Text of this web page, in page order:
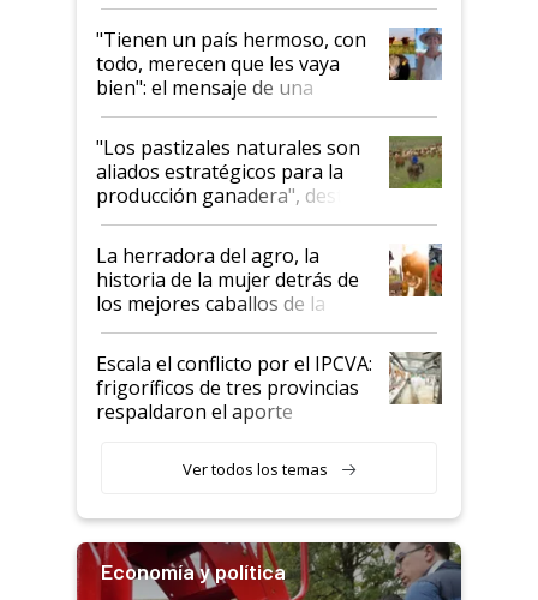
"Tienen un país hermoso, con
todo, merecen que les vaya
bien": el mensaje de una
ganadera uruguaya sobre las
oportunidades que se abren
para el agro en Argentina, con
foco en la carne
"Los pastizales naturales son
aliados estratégicos para la
producción ganadera", destaca
la iniciativa que ya reúne a 46
establecimientos en Argentina
La herradora del agro, la
historia de la mujer detrás de
los mejores caballos de la
Argentina y los mitos que
todavía hacen sufrir a estos
animales: "Mientras me
descalificaban, yo seguí
haciendo currículum"
Escala el conflicto por el IPCVA:
frigoríficos de tres provincias
respaldaron el aporte
Ver todos los temas
Economía y política